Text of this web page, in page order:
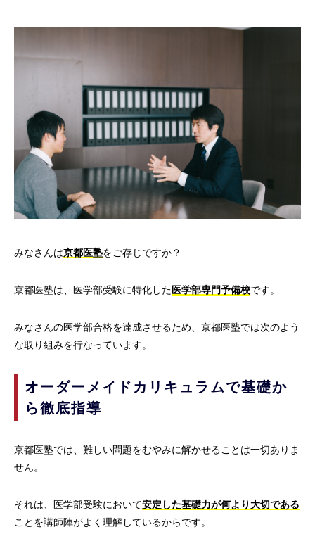
みなさんは京都医塾をご存じですか？
京都医塾は、医学部受験に特化した医学部専門予備校です。
みなさんの医学部合格を達成させるため、京都医塾では次のよう
な取り組みを行なっています。
オーダーメイドカリキュラムで基礎か
ら徹底指導
京都医塾では、難しい問題をむやみに解かせることは一切ありま
せん。
それは、医学部受験において安定した基礎力が何より大切である
ことを講師陣がよく理解しているからです。